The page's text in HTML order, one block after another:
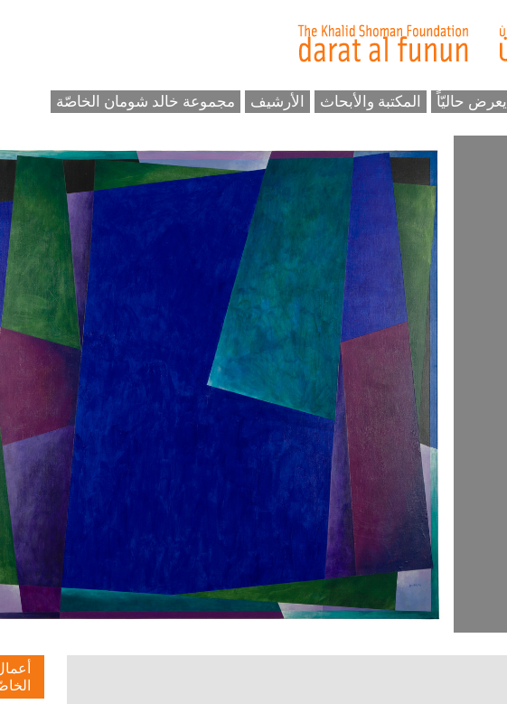
يعرض حاليّاً المكتبة والأبحاث الأرشيف مجموعة خالد شومان الخاصّة